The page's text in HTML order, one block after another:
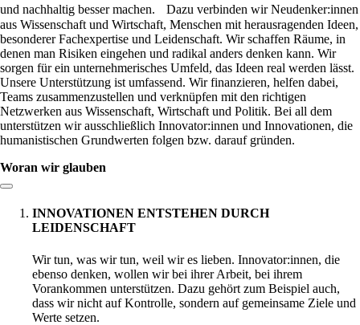
und nachhaltig besser machen. Dazu verbinden wir Neudenker:innen
aus Wissenschaft und Wirtschaft, Menschen mit herausragenden Ideen,
besonderer Fachexpertise und Leidenschaft. Wir schaffen Räume, in
denen man Risiken eingehen und radikal anders denken kann. Wir
sorgen für ein unter­nehmerisches Umfeld, das Ideen real werden lässt.
Unsere Unterstützung ist umfassend. Wir finanzieren, helfen dabei,
Teams zusammenzustellen und verknüpfen mit den richtigen
Netzwerken aus Wissenschaft, Wirtschaft und Politik. Bei all dem
unterstützen wir ausschließlich Innovator:innen und Innovationen, die
humanistischen Grundwerten folgen bzw. darauf gründen.
Woran wir glauben
Link zum Abschnitt kopieren:
INNOVATIONEN ENTSTEHEN DURCH
LEIDENSCHAFT
Wir tun, was wir tun, weil wir es lieben. Innovator:innen, die
ebenso denken, wollen wir bei ihrer Arbeit, bei ihrem
Vorankommen unterstützen. Dazu gehört zum Beispiel auch,
dass wir nicht auf Kontrolle, sondern auf gemeinsame Ziele und
Werte setzen.